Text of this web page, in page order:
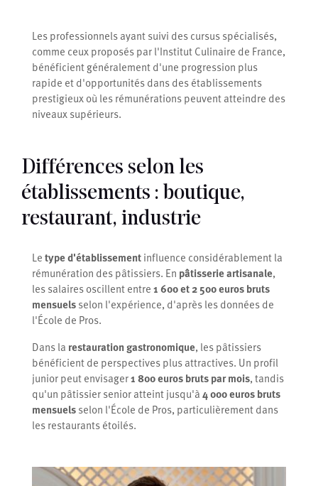
Les professionnels ayant suivi des cursus spécialisés,
comme ceux proposés par l'Institut Culinaire de France,
bénéficient généralement d'une progression plus
rapide et d'opportunités dans des établissements
prestigieux où les rémunérations peuvent atteindre des
niveaux supérieurs.
Différences selon les
établissements : boutique,
restaurant, industrie
Letype d'établissementinfluence considérablement la
rémunération des pâtissiers. En pâtisserie artisanale,
les salaires oscillent entre1 600 et 2 500 euros bruts
mensuelsselon l'expérience, d'après les données de
l'École de Pros.
Dans la restauration gastronomique, les pâtissiers
bénéficient de perspectives plus attractives. Un profil
junior peut envisager1 800 euros bruts par mois, tandis
qu'un pâtissier senior atteint jusqu'à4 000 euros bruts
mensuelsselon l'École de Pros, particulièrement dans
les restaurants étoilés.